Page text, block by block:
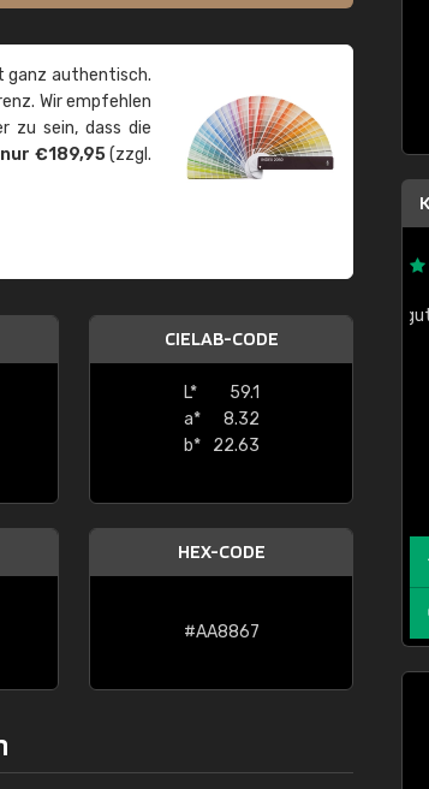
ganz authentisch.
Wir empfehlen
zu sein, dass die
€189,95(zzgl.
CIELAB-CODE
L*
59.1
a*
8.32
b*
22.63
HEX-CODE
#AA8867
"Alles so, wie man es sich wünscht, gute Ware,
schnelle Lieferung."